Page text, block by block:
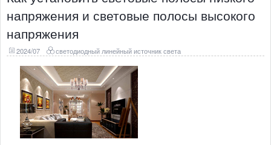
напряжения и световые полосы высокого
напряжения
2024/07 светодиодный линейный источник света